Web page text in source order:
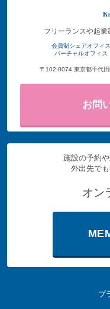
フリーランスや起
会員制シェアオフィス
バーチャルオフィス
〒102-0074 東京都千代
お問
施設の予約
外出先で
オン
プ